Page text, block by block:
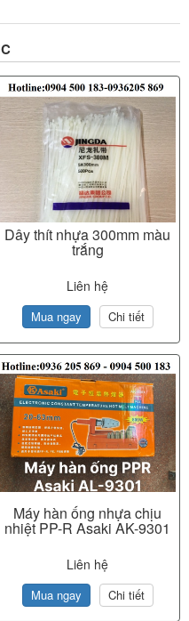
Dây thít nhựa 300mm màu
trắng
Liên hệ
Mua ngay Chi tiết
Máy hàn ống nhựa chịu
nhiệt PP-R Asaki AK-9301
Liên hệ
Mua ngay Chi tiết